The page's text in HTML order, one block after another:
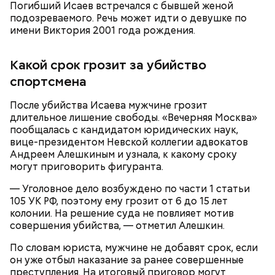
Погибший Исаев встречался с бывшей женой
подозреваемого. Речь может идти о девушке по
имени Виктория 2001 года рождения.
Какой срок грозит за убийство
спортсмена
После убийства Исаева мужчине грозит
длительное лишение свободы. «Вечерняя Москва»
пообщалась с кандидатом юридических наук,
вице-президентом Невской коллегии адвокатов
Андреем Алешкиным и узнала, к какому сроку
могут приговорить фигуранта.
— Уголовное дело возбуждено по части 1 статьи
105 УК РФ, поэтому ему грозит от 6 до 15 лет
колонии. На решение суда не повлияет мотив
совершения убийства, — отметил Алешкин.
По словам юриста, мужчине не добавят срок, если
он уже отбыл наказание за ранее совершенные
преступления. На итоговый приговор могут
Блогеру грозило до семи лет лишения свободы.
— Мы съездили за витаминами, вернулись обратно,
поднялись домой. У него ухудшилось самочувствие
через сутки... Его увезли в больницу,
реанимировали, и там он скончался, — рассказывал
Миссюра на допросе.
Video
что яд могли добавить в бутылкунекие
недоброжелатели.